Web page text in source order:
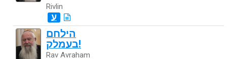
Rivlin
ע
הילחם
בעמלק!
Rav Avraham